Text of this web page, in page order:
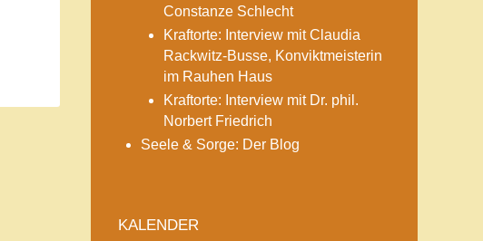
Constanze Schlecht
Kraftorte: Interview mit Claudia
Rackwitz-Busse, Konviktmeisterin
im Rauhen Haus
Kraftorte: Interview mit Dr. phil.
Norbert Friedrich
Seele & Sorge: Der Blog
KALENDER